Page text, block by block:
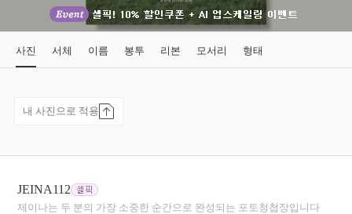
JEINA112
제이나는 두 분의 가장 소중한 순간으로 완성되는 포토청첩장입니다
사진 서체 이름 봉투 리본 모서리 형태
내 사진으로 적용